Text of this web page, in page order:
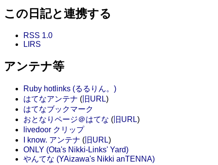
この日記と連携する
RSS 1.0
LIRS
アンテナ等
Ruby hotlinks (るるりん。)
はてなアンテナ ( 旧URL)
はてなブックマーク
おとなりページ＠はてな ( 旧URL)
livedoor クリップ
I know. アンテナ ( 旧URL)
ONLY (Ota's Nikki-Links' Yard)
やんてな (YAizawa's Nikki anTENNA)